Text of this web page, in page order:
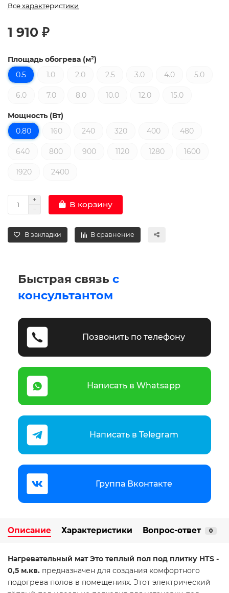
Все характеристики
1 910 ₽
Площадь обогрева (м²)
0.5
1.0 2.0 2.5 3.0 4.0 5.0
6.0 7.0 8.0 10.0 12.0 15.0
Мощность (Вт)
0.80
160 240 320 400 480
640 800 900 1120 1280 1600
1920 2400
В корзину
В закладки В сравнение
Быстрая связь с
консультантом
Позвонить по телефону
Написать в Whatsapp
Написать в Telegram
Группа Вконтакте
Описание Характеристики Вопрос-ответ 0
Нагревательный мат Это теплый пол под плитку HTS -
0,5 м.кв. предназначен для создания комфортного
подогрева полов в помещениях. Этот электрический